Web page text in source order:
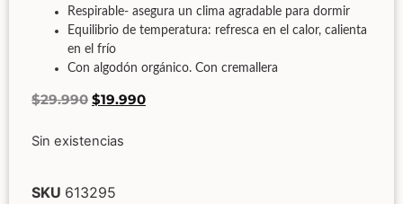
Respirable- asegura un clima agradable para dormir
Equilibrio de temperatura: refresca en el calor, calienta
en el frío
Con algodón orgánico. Con cremallera
$29.990 $19.990
Sin existencias
SKU 613295